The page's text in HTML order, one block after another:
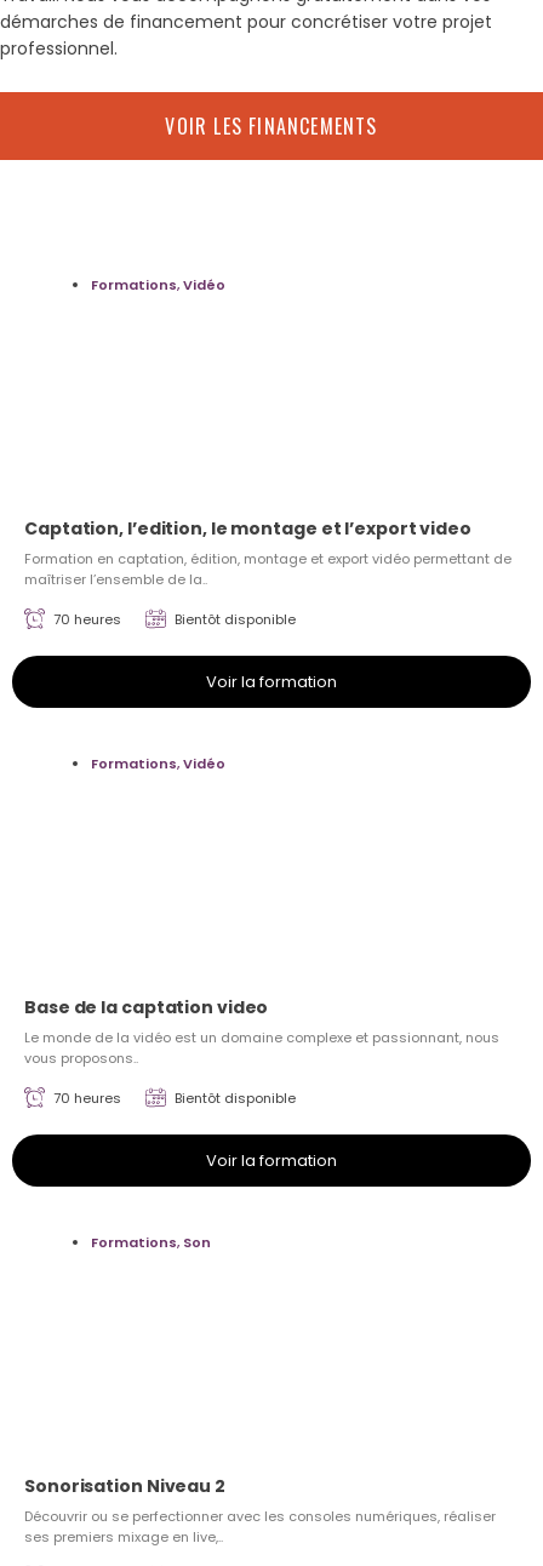
démarches de financement pour concrétiser votre projet
professionnel.
VOIR LES FINANCEMENTS
Captation, l’edition, le montage et l’export video
Formation en captation, édition, montage et export vidéo permettant de
maîtriser l’ensemble de la..
Formations,Vidéo
70 heures Bientôt disponible
Voir la formation
Base de la captation video
Le monde de la vidéo est un domaine complexe et passionnant, nous
vous proposons..
Formations,Vidéo
70 heures Bientôt disponible
Voir la formation
Sonorisation Niveau 2
Découvrir ou se perfectionner avec les consoles numériques, réaliser
ses premiers mixage en live,..
Formations, Son